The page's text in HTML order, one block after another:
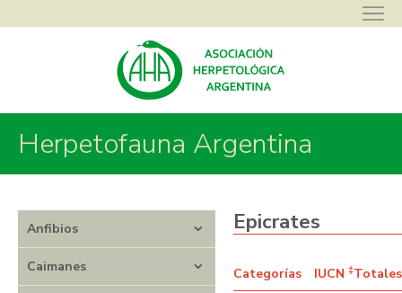
Asociación Herpetológica Argentina Herpetofauna Argentina
Serpientes >Boidae>Epicrates
Herpetofauna Argentina
Anfibios
Caimanes
Epicrates
Categorías IUCN ‡Totales